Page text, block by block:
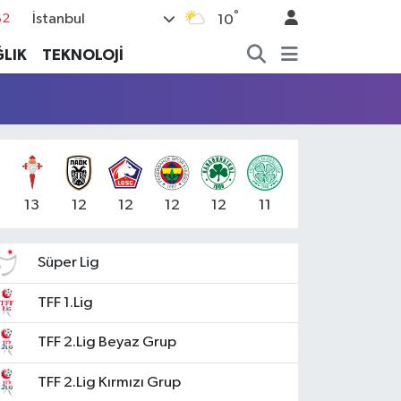
İstanbul 10°
TEKNOLOJİ
13 12 12 12 12 11
Süper Lig
TFF 1.Lig
TFF 2.Lig Beyaz Grup
TFF 2.Lig Kırmızı Grup